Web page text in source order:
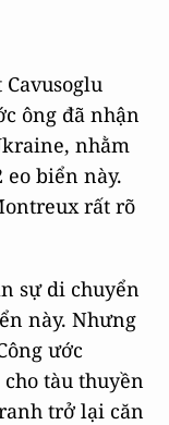
ông đã nhận
nhằm
eo biển này.
rất rõ
sự di chuyển
này. Nhưng
ước
tàu thuyền
trở lại căn